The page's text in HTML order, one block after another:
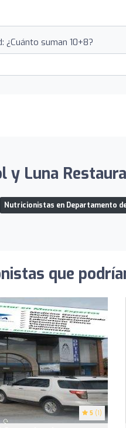
¿Cuánto suman 10+8?
y Luna
Nutricionistas en Departamento
que
5 (1)